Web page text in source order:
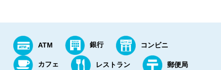
ATM 銀行 コンビニ
カフェ レストラン 郵便局